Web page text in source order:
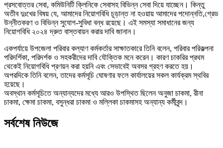
প্রসবোত্তর সেবা, কমিউনিটি ক্লিনিকে সেবাসহ বিভিন্ন সেবা দিয়ে যাচ্ছেন। কিন্তু
অতীব দুঃখের বিষয় যে, আমাদের নিয়োগবিধি চূড়ান্ত না হওয়ায় আমাদের পদোন্নতি,গ্রেড
উন্নীতকরণ ও বিভিন্ন সুযোগ-সুবিধা বন্ধ রয়েছে। এই সমস্যা সমাধানের জন্য
নিয়োগবিধি ২০২৪ দ্রুত বাস্তবায়ন করার দাবি জানান।
একপর্যায়ে উপজেলা পরিবার কল্যাণ কর্মকর্তার সাক্ষাতকারে তিনি বলেন, পরিবার পরিকল্পনা
পরিদর্শিকা, পরিদর্শক ও সহকরীদের দাবি যৌক্তিক মনে করেন। কারণ চাকরির প্রথম
থেকেই নিয়োগবিধি প্রণয়ন করা হয়নি এবং সেভাবেই অবসর গ্রহণ করতে হয়।
অপরদিকে তিনি বলেন, তাদের কর্মসূচি ঘোষণার ফলে কার্যালয়ের সকল কার্যক্রম স্থবির
হয়েছে।
অবস্থান কর্মসূচিতে অন্যান্যদের মধ্যে আরও উপস্থিত ছিলেন অনুজা চাকমা, রীনা
চাকমা, ক্ষেমা চাকমা, বসুন্ধরা চাকমা ও মল্লিকা চাকমাসহ অন্যান্য কর্মীবৃন্দ।
সর্বশেষ নিউজে